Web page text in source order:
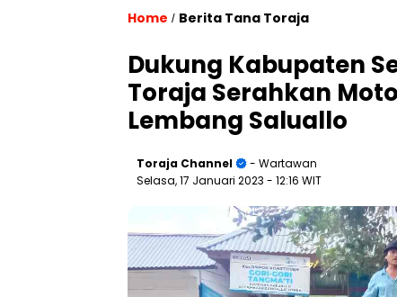
Home / Berita Tana Toraja
Dukung Kabupaten
Toraja Serahkan
Lembang Saluallo
Toraja Channel
- Wartawan
Selasa, 17 Januari 2023 - 12:16 WIT